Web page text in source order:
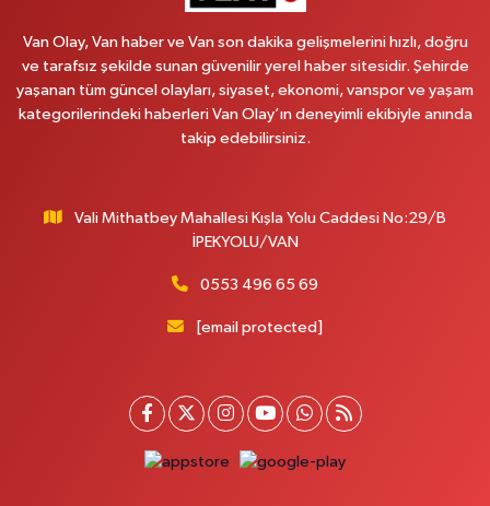
Afşar Eczanesi
Kazım Karabekir cad.Eski Araştırma Hastanesi karşısı (kent park karşısı )
Gürpınar Eczanesi
Akpınar Mah. Milli Egemenlik Cad.No:7 A
Yol Tarifi Al
0 (432) 215 77 65 Yol Tarifi Al
Ferhat Eczanesi
Van Olay, Van haber ve Van son dakika gelişmelerini hızlı, doğru
ve tarafsız şekilde sunan güvenilir yerel haber sitesidir. Şehirde
yaşanan tüm güncel olayları, siyaset, ekonomi, vanspor ve yaşam
kategorilerindeki haberleri Van Olay’ın deneyimli ekibiyle anında
takip edebilirsiniz.
Vali Mithatbey Mahallesi Kışla Yolu Caddesi No:29/B
İPEKYOLU/VAN
0553 496 65 69
[email protected]